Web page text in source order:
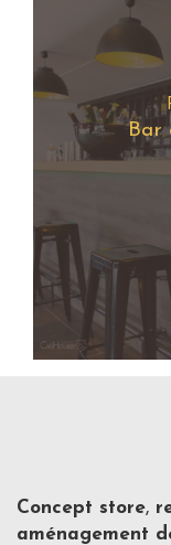
Bar
Concept store,
aménagement